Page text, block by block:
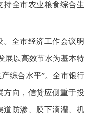
持全市农业粮食综合生
。全市经济工作会议明
展以高效节水为基本特
综合水平”。全市银行
方向，信贷应侧重于投
道防渗、膜下滴灌、机